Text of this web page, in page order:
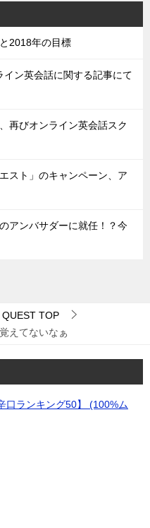
2018年の目標
ン英会話に関する記事にて
再びオンライン英会話スク
スト」のキャンペーン、ア
アンバサダーに就任！？今
TOP
えてないなぁ
口ランキング50】 (100%ム